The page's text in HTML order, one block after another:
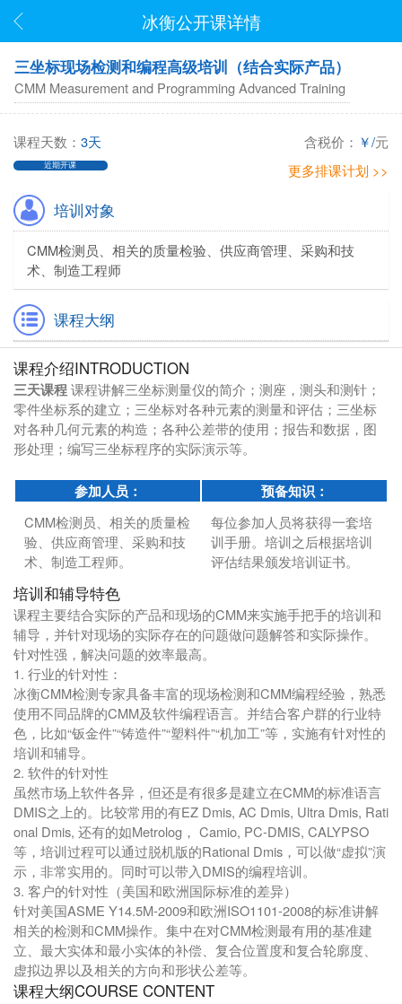
冰衡公开课详情
三坐标现场检测和编程高级培训（结合实际产品）
CMM Measurement and Programming Advanced Training
课程天数： 3天 含税价： ￥/元
近期开课 更多排课计划 >>
培训对象
CMM检测员、相关的质量检验、供应商管理、采购和技
术、制造工程师
课程大纲
课程介绍INTRODUCTION
三天课程课程讲解三坐标测量仪的简介；测座，测头和测针；
零件坐标系的建立；三坐标对各种元素的测量和评估；三坐标
对各种几何元素的构造；各种公差带的使用；报告和数据，图
形处理；编写三坐标程序的实际演示等。
参加人员： 预备知识：
CMM检测员、相关的质量检
验、供应商管理、采购和技
术、制造工程师。
每位参加人员将获得一套培
训手册。培训之后根据培训
评估结果颁发培训证书。
培训和辅导特色
课程主要结合实际的产品和现场的CMM来实施手把手的培训和
辅导，并针对现场的实际存在的问题做问题解答和实际操作。
针对性强，解决问题的效率最高。
1. 行业的针对性：
冰衡CMM检测专家具备丰富的现场检测和CMM编程经验，熟悉
使用不同品牌的CMM及软件编程语言。并结合客户群的行业特
色，比如“钣金件”“铸造件”“塑料件”“机加工”等，实施有针对性的
培训和辅导。
2. 软件的针对性
虽然市场上软件各异，但还是有很多是建立在CMM的标准语言
DMIS之上的。比较常用的有EZ Dmis, AC Dmis, Ultra Dmis, Rati
onal Dmis, 还有的如Metrolog， Camio, PC-DMIS, CALYPSO
等，培训过程可以通过脱机版的Rational Dmis，可以做“虚拟”演
示，非常实用的。同时可以带入DMIS的编程培训。
3. 客户的针对性（美国和欧洲国际标准的差异）
针对美国ASME Y14.5M-2009和欧洲ISO1101-2008的标准讲解
相关的检测和CMM操作。集中在对CMM检测最有用的基准建
立、最大实体和最小实体的补偿、复合位置度和复合轮廓度、
虚拟边界以及相关的方向和形状公差等。
课程大纲COURSE CONTENT